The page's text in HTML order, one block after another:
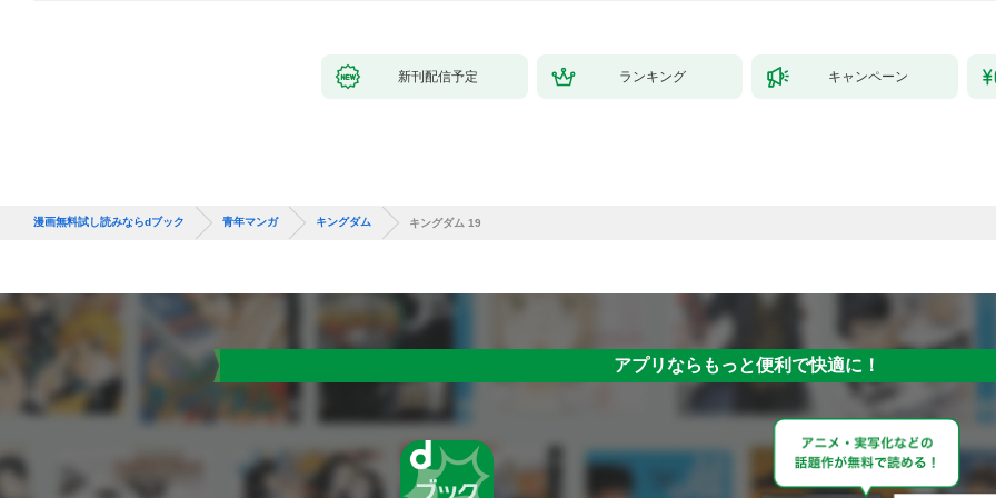
新刊配信予定 ランキング キャンペーン
漫画無料試し読みならdブック 青年マンガ キングダム キングダム 19
アプリならもっと便利で快適に！